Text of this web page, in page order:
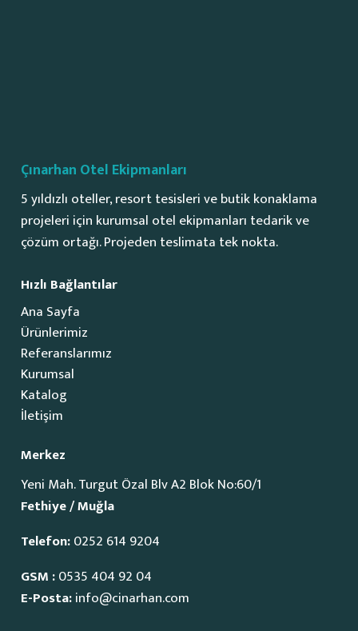
Çınarhan Otel Ekipmanları
5 yıldızlı oteller, resort tesisleri ve butik konaklama
projeleri için kurumsal otel ekipmanları tedarik ve
çözüm ortağı. Projeden teslimata tek nokta.
Hızlı Bağlantılar
Ana Sayfa
Ürünlerimiz
Referanslarımız
Kurumsal
Katalog
İletişim
Merkez
Yeni Mah. Turgut Özal Blv A2 Blok No:60/1
Fethiye / Muğla
Telefon:0252 614 9204
GSM :0535 404 92 04
E-Posta:info@cinarhan.com